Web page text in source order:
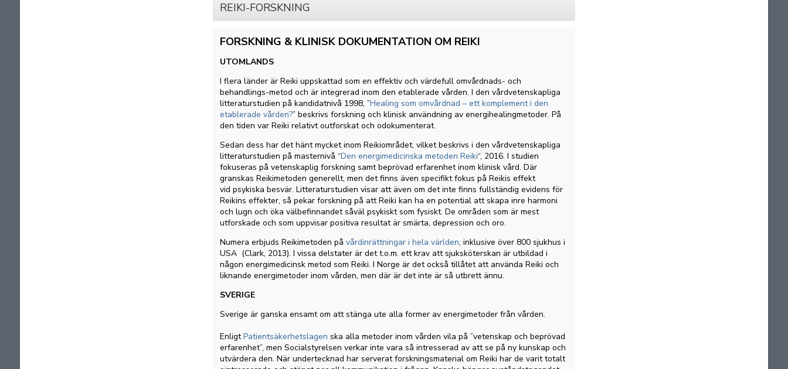
REIKI-FORSKNING
FORSKNING & KLINISK DOKUMENTATION OM REIKI
UTOMLANDS
I flera länder är Reiki uppskattad som en effektiv och värdefull omvårdnads- och
behandlings-metod och är integrerad inom den etablerade vården. I den vårdvetenskapliga
litteraturstudien på kandidatnivå 1998, ”Healing som omvårdnad – ett komplement i den
etablerade vården?” beskrivs forskning och klinisk användning av energihealingmetoder. På
den tiden var Reiki relativt outforskat och odokumenterat.
Sedan dess har det hänt mycket inom Reikiområdet, vilket beskrivs i den vårdvetenskapliga
litteraturstudien på masternivå “Den energimedicinska metoden Reiki“, 2016. I studien
fokuseras på vetenskaplig forskning samt beprövad erfarenhet inom klinisk vård. Där
granskas Reikimetoden generellt, men det finns även specifikt fokus på Reikis effekt
vid psykiska besvär. Litteraturstudien visar att även om det inte finns fullständig evidens för
Reikins effekter, så pekar forskning på att Reiki kan ha en potential att skapa inre harmoni
och lugn och öka välbefinnandet såväl psykiskt som fysiskt. De områden som är mest
utforskade och som uppvisar positiva resultat är smärta, depression och oro.
Numera erbjuds Reikimetoden på vårdinrättningar i hela världen, inklusive över 800 sjukhus i
USA (Clark, 2013). I vissa delstater är det t.o.m. ett krav att sjuksköterskan är utbildad i
någon energimedicinsk metod som Reiki. I Norge är det också tillåtet att använda Reiki och
liknande energimetoder inom vården, men där är det inte är så utbrett ännu.
SVERIGE
Sverige är ganska ensamt om att stänga ute alla former av energimetoder från vården.
Enligt Patientsäkerhetslagen ska alla metoder inom vården vila på ”vetenskap och beprövad
erfarenhet”, men Socialstyrelsen verkar inte vara så intresserad av att se på ny kunskap och
utvärdera den. När undertecknad har serverat forskningsmaterial om Reiki har de varit totalt